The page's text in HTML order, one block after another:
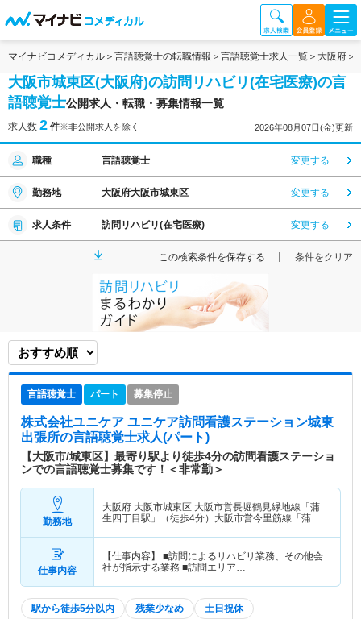
マイナビコメディカル 言語聴覚士の転職情報 言語聴覚士求人一覧 大阪府
大阪市城東区(大阪府)の訪問リハビリ(在宅医療)の言
語聴覚士公開求人・転職・募集情報一覧
求人数 2 件※非公開求人を除く 2026年08月07日(金)更新
職種 言語聴覚士 変更する
勤務地 大阪府大阪市城東区 変更する
求人条件 訪問リハビリ(在宅医療) 変更する
この検索条件を保存する 条件をクリア
言語聴覚士 パート 募集停止
株式会社ユニケア ユニケア訪問看護ステーション城東
出張所の言語聴覚士求人(パート)
【大阪市/城東区】最寄り駅より徒歩4分の訪問看護ステーショ
ンでの言語聴覚士募集です！＜非常勤＞
勤務地
大阪府 大阪市城東区 大阪市営長堀鶴見緑地線「蒲
生四丁目駅」（徒歩4分）大阪市営今里筋線「蒲生
仕事内容
【仕事内容】 ■訪問によるリハビリ業務、その他会
社が指示する業務 ■訪問エリア…
駅から徒歩5分以内 残業少なめ 土日祝休